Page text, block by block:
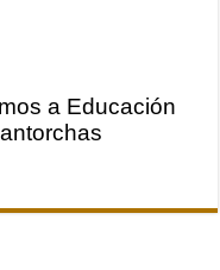
a Educación